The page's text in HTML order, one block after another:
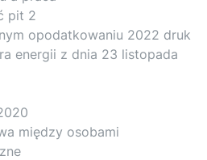
pit 2
opodatkowaniu 2022 druk
energii z dnia 23 listopada
między osobami